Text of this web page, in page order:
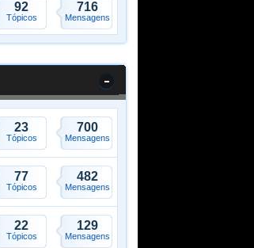
92
Tópicos
716
Mensagens
23
Tópicos
700
Mensagens
77
Tópicos
482
Mensagens
22
Tópicos
129
Mensagens